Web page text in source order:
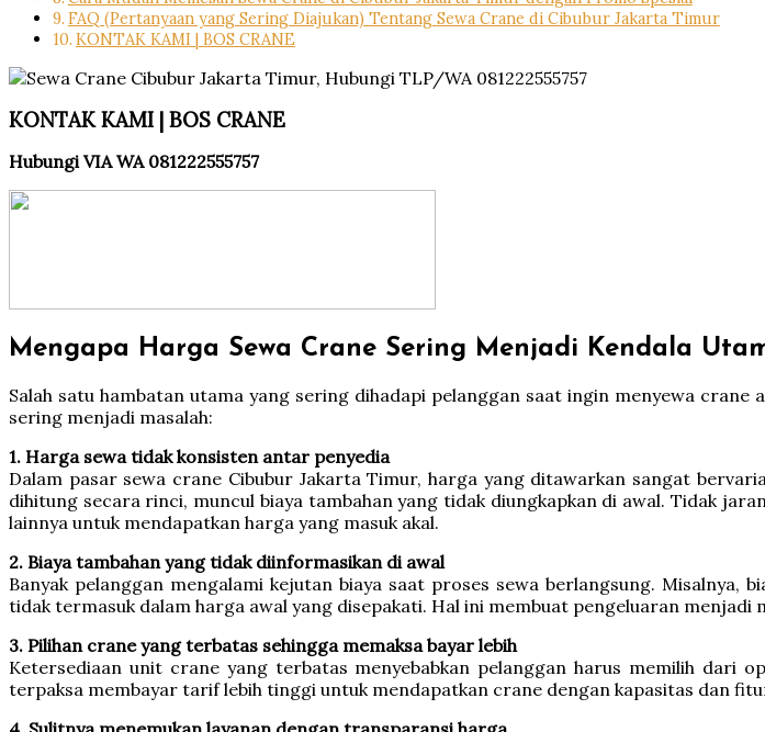
FAQ (Pertanyaan yang Sering Diajukan) Tentang Sewa Crane di Cibubur Jakarta Timur
KONTAK KAMI | BOS CRANE
KONTAK KAMI | BOS CRANE
Hubungi VIA WA 081222555757
Mengapa Harga Sewa Crane Sering Menjadi Kendala
Salah satu hambatan utama yang sering dihadapi pelanggan saat ingin menyewa
sering menjadi masalah:
1. Harga sewa tidak konsisten antar penyedia
Dalam pasar sewa crane Cibubur Jakarta Timur, harga yang ditawarkan sangat
dihitung secara rinci, muncul biaya tambahan yang tidak diungkapkan di awal. Tidak
lainnya untuk mendapatkan harga yang masuk akal.
2. Biaya tambahan yang tidak diinformasikan di awal
Banyak pelanggan mengalami kejutan biaya saat proses sewa berlangsung.
tidak termasuk dalam harga awal yang disepakati. Hal ini membuat pengeluaran
3. Pilihan crane yang terbatas sehingga memaksa bayar lebih
Ketersediaan unit crane yang terbatas menyebabkan pelanggan harus memilih dari
terpaksa membayar tarif lebih tinggi untuk mendapatkan crane dengan kapasitas dan